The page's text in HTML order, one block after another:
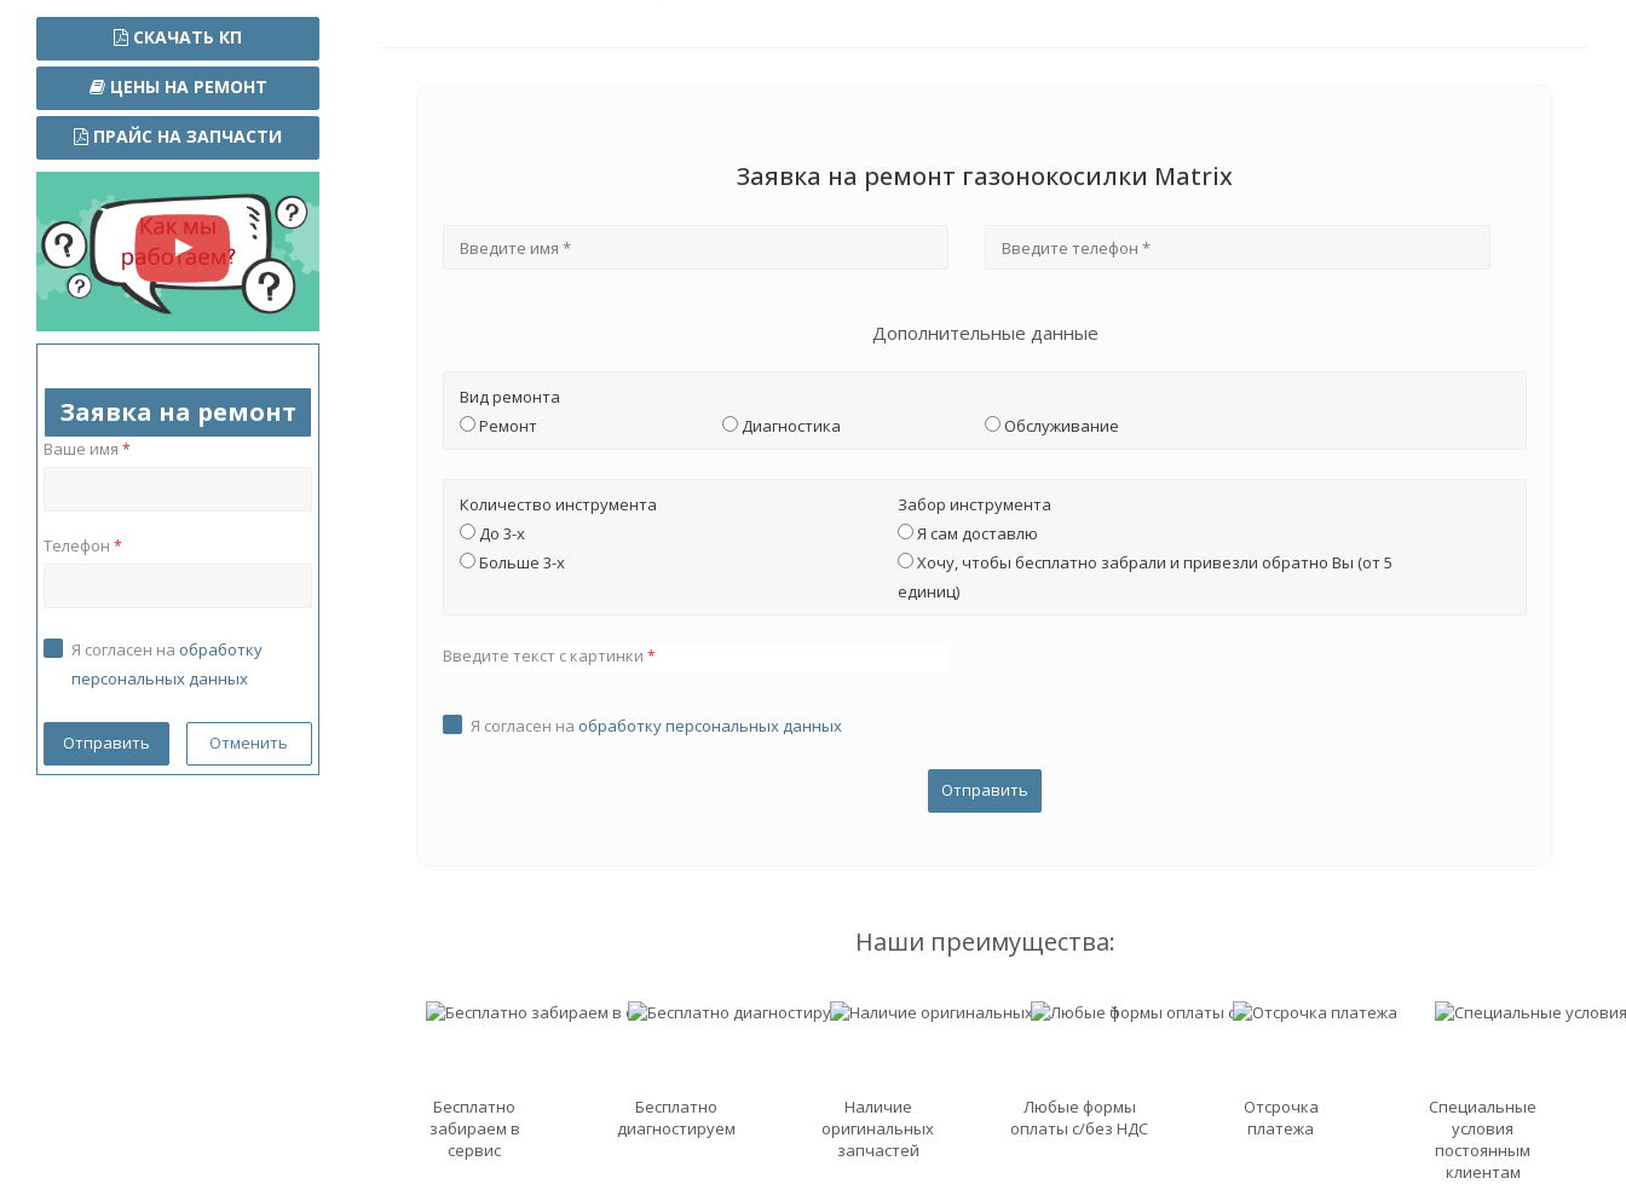
Заявка на ремонт газонокосилки Matrix
Дополнительные данные
Вид ремонта
Ремонт
Диагностика Обслуживание
Количество инструмента
До 3-х
Больше 3-х
Забор инструмента
Я сам доставлю
Хочу, чтобы бесплатно забрали и привезли обратно Вы (от 5
единиц)
Введите текст с картинки *
Я согласен на обработку персональных данных
Наши преимущества:
Бесплатно
забираем в
сервис
Бесплатно
диагностируем
Наличие
оригинальных
запчастей
Любые формы
оплаты с/без НДС
Отсрочка
платежа
Специальные
условия
постоянным
клиентам
СКАЧАТЬ КП
ЦЕНЫ НА РЕМОНТ
ПРАЙС НА ЗАПЧАСТИ
Заявка на ремонт
Ваше имя *
Телефон *
Я согласен на обработку
персональных данных
Отменить